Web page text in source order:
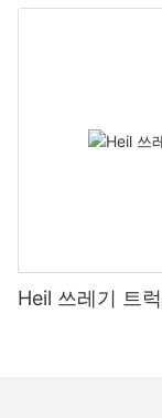
Heil 쓰레기 트